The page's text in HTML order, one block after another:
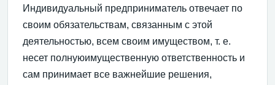
Индивидуальный предприниматель отвечает по
своим обязательствам, связанным с этой
деятельностью, всем своим имуществом, т. е.
несет полнуюимущественную ответственность и
сам принимает все важнейшие решения,